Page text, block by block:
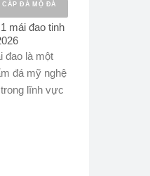
CẤP ĐÁ MỘ ĐÁ
mái đao tinh
đao là một
đá mỹ nghệ
lĩnh vực